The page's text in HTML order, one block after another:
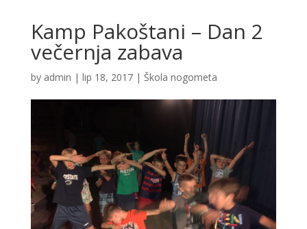
Kamp Pakoštani – Dan 2
večernja zabava
by admin | lip 18, 2017| Škola nogometa